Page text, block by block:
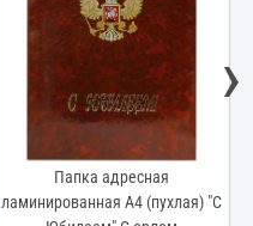
Папка адресная
ламинированная А4 (пухлая) "С
›